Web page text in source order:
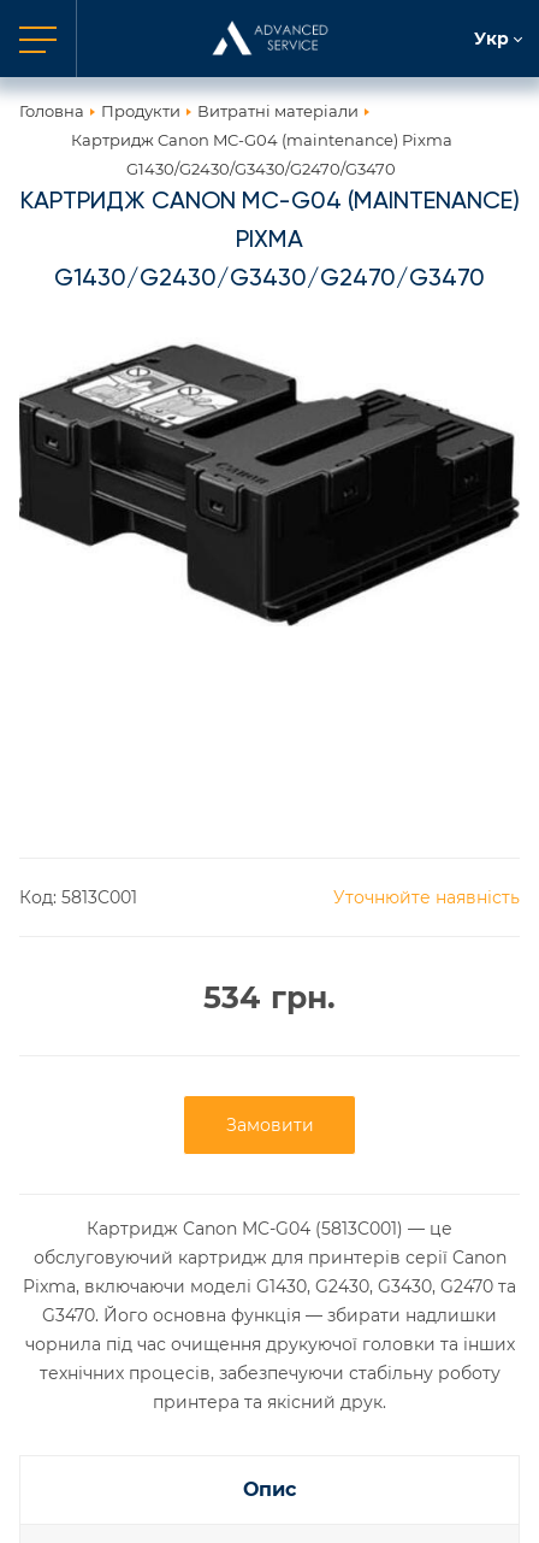
Укр
Головна Продукти
Витратні матеріали
Картридж Canon MC-G04 (maintenance) Pixma
G1430/G2430/G3430/G2470/G3470
КАРТРИДЖ CANON MC-G04 (MAINTENANCE)
PIXMA
G1430/G2430/G3430/G2470/G3470
Код: 5813C001 Уточнюйте наявність
534 грн.
Замовити
Картридж Canon MC-G04 (5813C001) — це
обслуговуючий картридж для принтерів серії Canon
Pixma, включаючи моделі G1430, G2430, G3430, G2470 та
G3470. Його основна функція — збирати надлишки
чорнила під час очищення друкуючої головки та інших
технічних процесів, забезпечуючи стабільну роботу
принтера та якісний друк.
Опис